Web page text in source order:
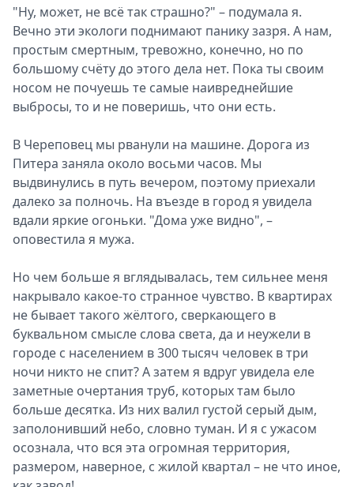
"Ну, может, не всё так страшно?" – подумала я.
Вечно эти экологи поднимают панику зазря. А нам,
простым смертным, тревожно, конечно, но по
большому счёту до этого дела нет. Пока ты своим
носом не почуешь те самые наивреднейшие
выбросы, то и не поверишь, что они есть.
В Череповец мы рванули на машине. Дорога из
Питера заняла около восьми часов. Мы
выдвинулись в путь вечером, поэтому приехали
далеко за полночь. На въезде в город я увидела
вдали яркие огоньки. "Дома уже видно", –
оповестила я мужа.
Но чем больше я вглядывалась, тем сильнее меня
накрывало какое-то странное чувство. В квартирах
не бывает такого жёлтого, сверкающего в
буквальном смысле слова света, да и неужели в
городе с населением в 300 тысяч человек в три
ночи никто не спит? А затем я вдруг увидела еле
заметные очертания труб, которых там было
больше десятка. Из них валил густой серый дым,
заполонивший небо, словно туман. И я с ужасом
осознала, что вся эта огромная территория,
размером, наверное, с жилой квартал – не что иное,